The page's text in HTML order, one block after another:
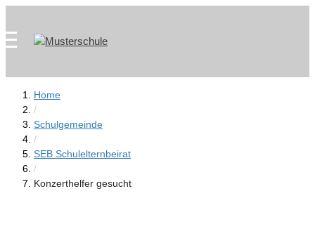
springen
content
Home
/
Schulgemeinde
/
SEB Schulelternbeirat
/
Konzerthelfer gesucht